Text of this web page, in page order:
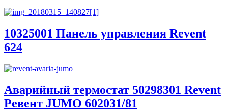
10325001 Панель управления Revent
624
Аварийный термостат 50298301 Revent
Ревент JUMO 602031/81